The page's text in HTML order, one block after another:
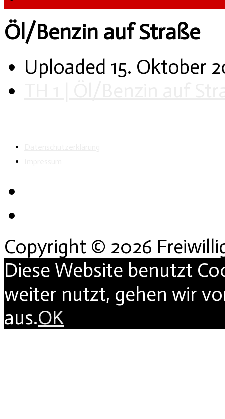
Öl/Benzin auf Straße
Uploaded 15. Oktober
Copyright © 2026
Diese Website benutzt
weiter nutzt, gehen wir
aus.OK